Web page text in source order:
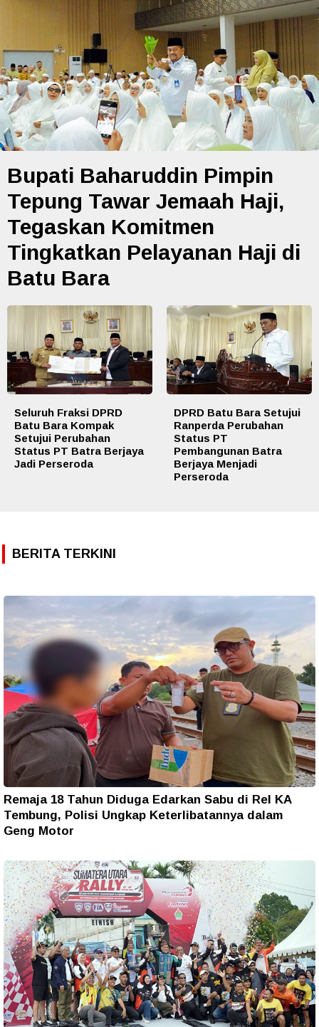
Bupati Baharuddin Pimpin
Tepung Tawar Jemaah Haji,
Tegaskan Komitmen
Tingkatkan Pelayanan Haji di
Batu Bara
Seluruh Fraksi DPRD
Batu Bara Kompak
Setujui Perubahan
Status PT Batra Berjaya
Jadi Perseroda
DPRD Batu Bara Setujui
Ranperda Perubahan
Status PT
Pembangunan Batra
Berjaya Menjadi
Perseroda
BERITA TERKINI
Remaja 18 Tahun Diduga Edarkan Sabu di Rel KA
Tembung, Polisi Ungkap Keterlibatannya dalam
Geng Motor